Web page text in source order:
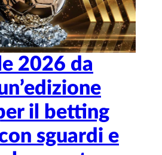
2026 da
il betting
sguardi e